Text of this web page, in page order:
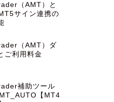
（AMT）と
サイン連携の
（AMT）ダ
ご利用料金
補助ツール
【MT4